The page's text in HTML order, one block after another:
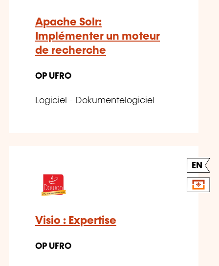
Apache Solr:
Implémenter un moteur
de recherche
OP UFRO
Logiciel - Dokumentelogiciel
EN
Visio : Expertise
OP UFRO